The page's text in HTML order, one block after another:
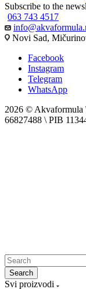
Subscribe to the
063 743 4517
Novi Sad,
Facebook
Instagram
Telegram
WhatsApp
2026 ©
66827488 \ PIB
Search
Svi proizvodi